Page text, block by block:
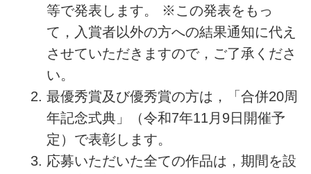
等で発表します。 ※この発表をもっ
て，入賞者以外の方への結果通知に代え
させていただきますので，ご了承くださ
い。
最優秀賞及び優秀賞の方は，「合併20周
年記念式典」（令和7年11月9日開催予
定）で表彰します。
応募いただいた全ての作品は，期間を設